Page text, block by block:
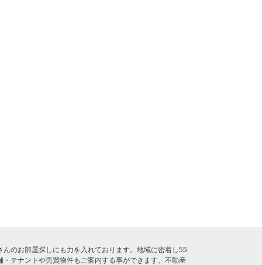
のお部屋探しにも力を入れております。地域に密着し55
テナントや売買物件もご案内する事ができます。不動産